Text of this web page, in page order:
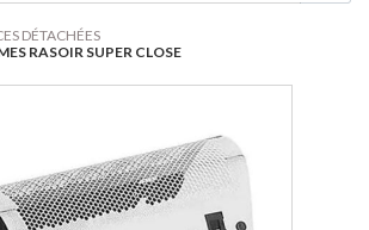
DÉTACHÉES
RASOIR SUPER CLOSE